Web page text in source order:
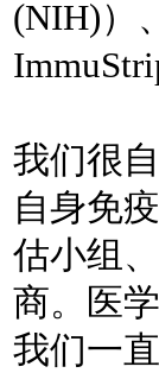
(NIH)）
我们很
自身免
估小组
商。医
我们一